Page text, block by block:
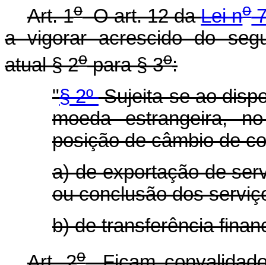
Art. 1oO art. 12 daLei no
a vigorar acrescido do
atual § 2opara § 3o:
"§ 2ºSujeita-se ao
moeda estrangeira,
posição de câmbio de
a) de exportação de
ou conclusão dos
b) de transferência
o